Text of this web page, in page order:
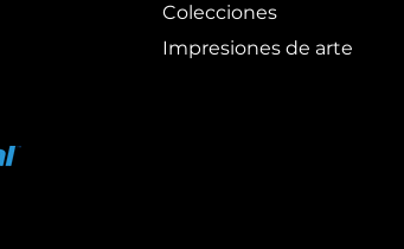
Colecciones
Impresiones de arte